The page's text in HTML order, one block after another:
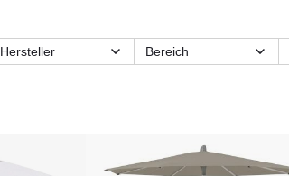
Hersteller Bereich